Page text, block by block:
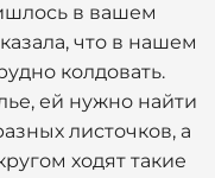
в вашем
что в нашем
колдовать.
ей нужно найти
листочков, а
ходят такие